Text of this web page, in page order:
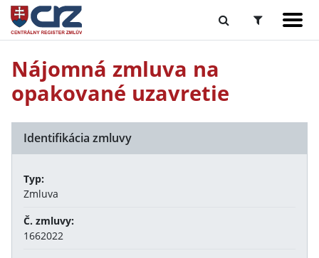
Nájomná zmluva na
opakované uzavretie
Identifikácia zmluvy
Typ:
Zmluva
Č. zmluvy:
1662022